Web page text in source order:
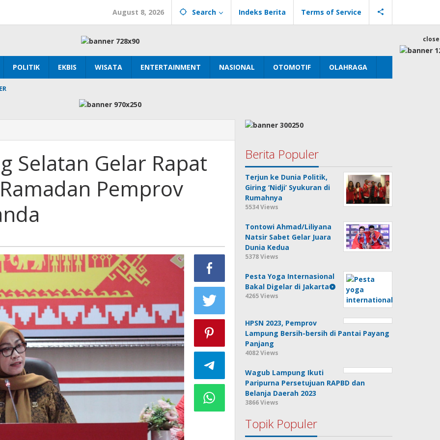
August 8, 2026 Search Indeks Berita Terms of Service
POLITIK EKBIS WISATA ENTERTAINMENT NASIONAL OTOMOTIF OLAHRAGA
close
Selatan Gelar Rapat
Pemprov
Berita Populer
Terjun ke Dunia Politik,
Giring ‘Nidji’ Syukuran di
Rumahnya
5534 Views
Tontowi Ahmad/Liliyana
Natsir Sabet Gelar Juara
Dunia Kedua
5378 Views
Pesta Yoga Internasional
Bakal Digelar di Jakarta
4265 Views
HPSN 2023, Pemprov
Lampung Bersih-bersih di Pantai Payang
Panjang
4082 Views
Wagub Lampung Ikuti
Paripurna Persetujuan RAPBD dan
Belanja Daerah 2023
3866 Views
Topik Populer